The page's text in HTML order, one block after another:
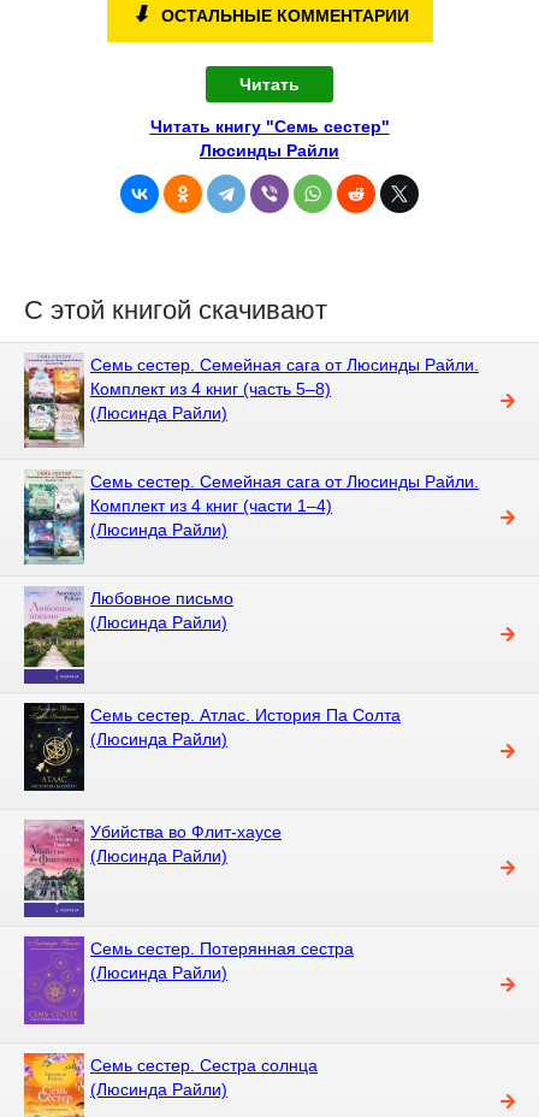
⬇ ОСТАЛЬНЫЕ КОММЕНТАРИИ
Читать
Читать книгу "Семь сестер"
Люсинды Райли
С этой книгой скачивают
Семь сестер. Семейная сага от Люсинды Райли.
Комплект из 4 книг (часть 5–8)
(Люсинда Райли)
Семь сестер. Семейная сага от Люсинды Райли.
Комплект из 4 книг (части 1–4)
(Люсинда Райли)
Любовное письмо
(Люсинда Райли)
Семь сестер. Атлас. История Па Солта
(Люсинда Райли)
Убийства во Флит-хаусе
(Люсинда Райли)
Семь сестер. Потерянная сестра
(Люсинда Райли)
Семь сестер. Сестра солнца
(Люсинда Райли)